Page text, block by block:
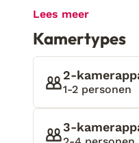
een kapel,
omringd door een
warm onthaald
dorp. Canonica di
helemaal
verleden van de
ingericht. De
uitstraalt! Ik ben
ik tijdens mijn
Lees meer
Kamertypes
2-
1-2 personen
3-